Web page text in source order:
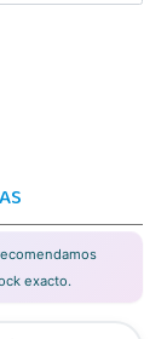
exacto.